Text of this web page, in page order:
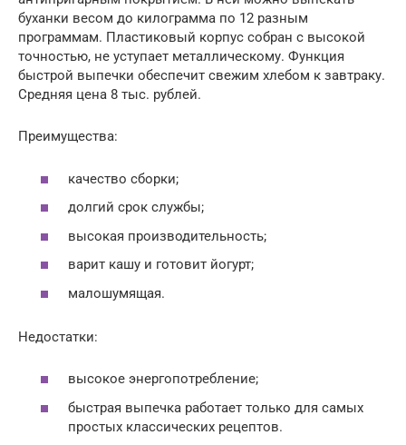
буханки весом до килограмма по 12 разным
программам. Пластиковый корпус собран с высокой
точностью, не уступает металлическому. Функция
быстрой выпечки обеспечит свежим хлебом к завтраку.
Средняя цена 8 тыс. рублей.
Преимущества:
качество сборки;
долгий срок службы;
высокая производительность;
варит кашу и готовит йогурт;
малошумящая.
Недостатки:
высокое энергопотребление;
быстрая выпечка работает только для самых
простых классических рецептов.